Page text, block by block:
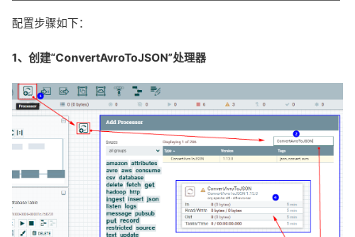
配置步骤如下：
1、创建“ConvertAvroToJSON”处理器